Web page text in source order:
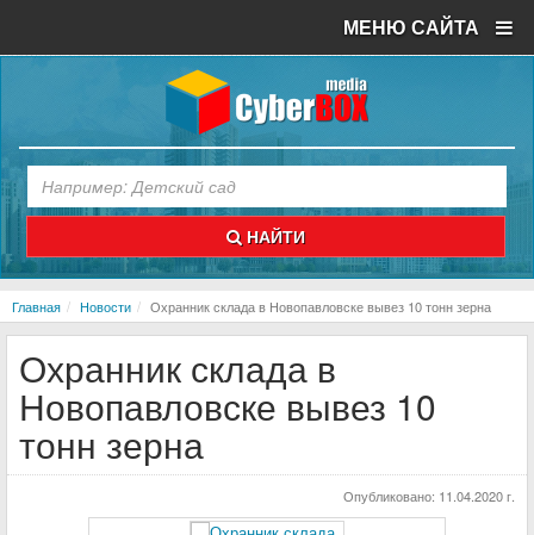
МЕНЮ САЙТА
НАЙТИ
Главная Новости Охранник склада в Новопавловске вывез 10 тонн зерна
Охранник склада в
Новопавловске вывез 10
тонн зерна
Опубликовано: 11.04.2020 г.